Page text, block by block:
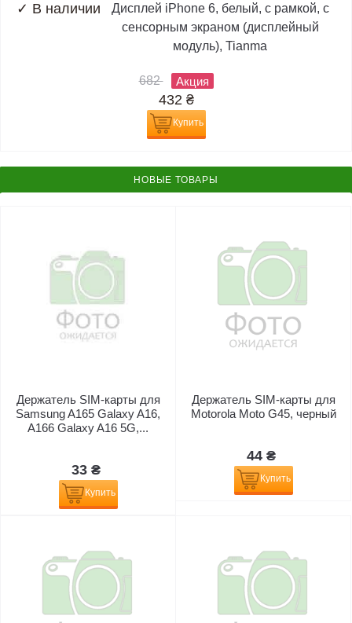
✓ В наличии
Дисплей iPhone 6, белый, с рамкой, с
сенсорным экраном (дисплейный
модуль), Tianma
682 Акция
432 ₴
Купить
НОВЫЕ ТОВАРЫ
Держатель SIM-карты для
Samsung A165 Galaxy A16,
A166 Galaxy A16 5G,...
33 ₴
Купить
Держатель SIM-карты для
Motorola Moto G45, черный
44 ₴
Купить